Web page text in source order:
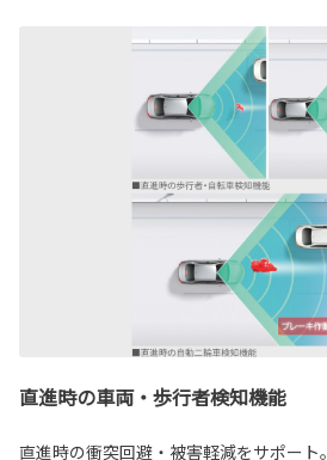
直進時の車両・歩行者検知機能
直進時の衝突回避・被害軽減をサポート。